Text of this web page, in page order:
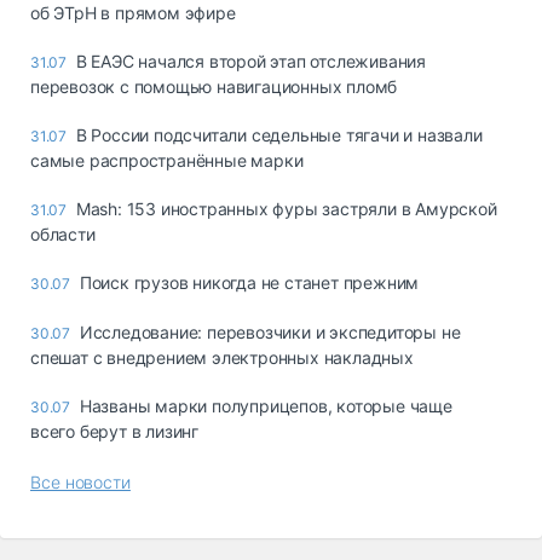
об ЭТрН в прямом эфире
31.07
В ЕАЭС начался второй этап отслеживания
перевозок с помощью навигационных пломб
31.07
В России подсчитали седельные тягачи и назвали
самые распространённые марки
31.07
Mash: 153 иностранных фуры застряли в Амурской
области
30.07 Поиск грузов никогда не станет прежним
30.07
Исследование: перевозчики и экспедиторы не
спешат с внедрением электронных накладных
30.07
Названы марки полуприцепов, которые чаще
всего берут в лизинг
Все новости